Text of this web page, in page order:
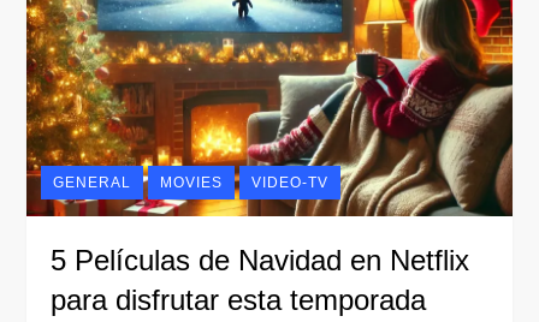
GENERAL MOVIES VIDEO-TV
5 Películas de Navidad en Netflix
para disfrutar esta temporada